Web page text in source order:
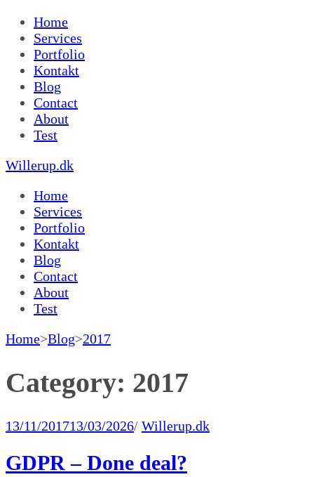
Home
Services
Portfolio
Kontakt
Blog
Contact
About
Test
Willerup.dk
Home
Services
Portfolio
Kontakt
Blog
Contact
About
Test
Home>Blog>2017
Category: 2017
13/11/201713/03/2026/ Willerup.dk
GDPR – Done deal?